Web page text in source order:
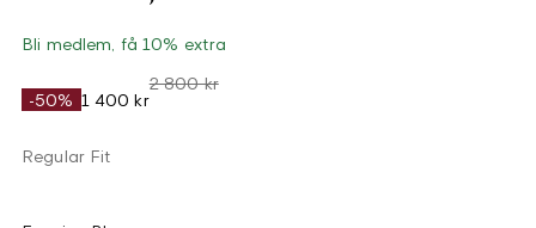
Bli medlem, få 10% extra
-50% 1 400 kr
2 800 kr
Regular Fit